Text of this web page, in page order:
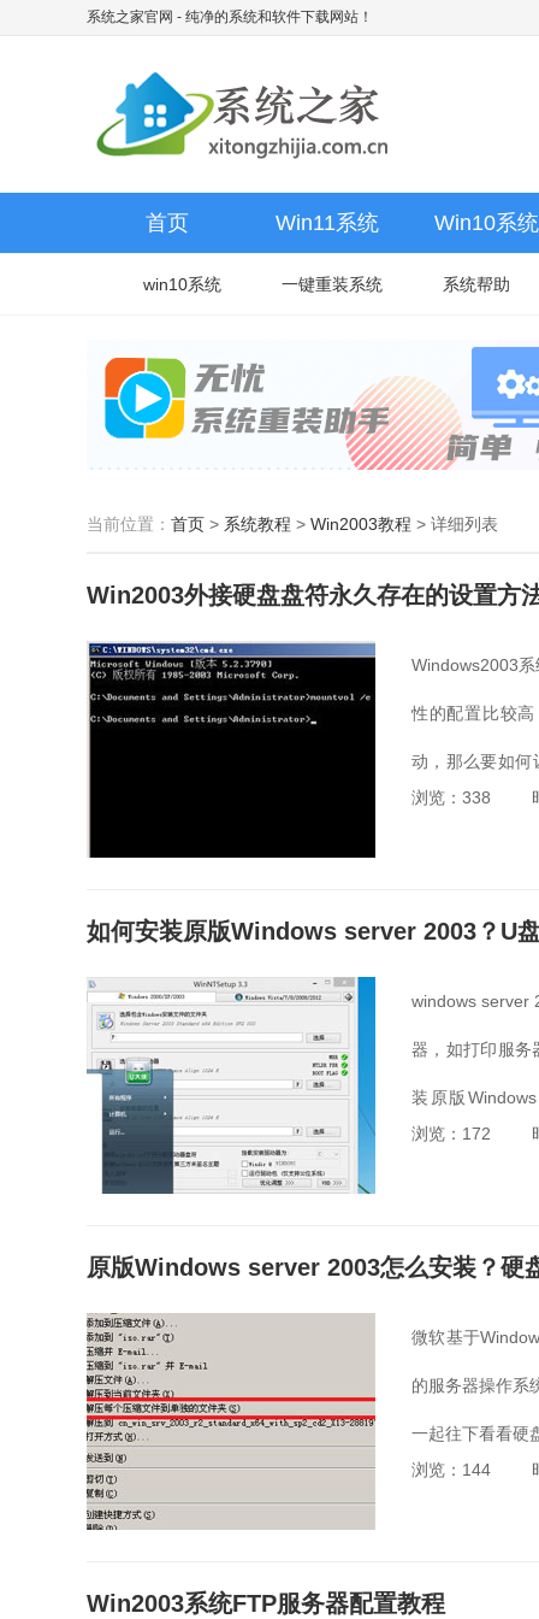
系统之家官网 - 纯净的系统和软件下载网站！
首页 Win11系统 Win10系统
win10系统 一键重装系统 系统帮助
当前位置： 首页 > 系统教程 > Win2003教程 > 详细列表
Win2003外接硬盘盘符永久存在的设置方
Windows2003
性的配置比较
动，那么要如何
盘盘符永久存在
浏览：338
如何安装原版Windows server 2003？U
windows server
器，如打印服务
装原版
Windows server
浏览：172
原版Windows server 2003怎么安装？
微软基于
的服务器操作系
一起往下看看硬
浏览：144
Win2003系统FTP服务器配置教程